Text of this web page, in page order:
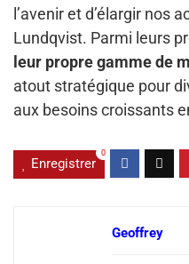
l’avenir et d’élargir nos
Lundqvist. Parmi leurs
leur propre gamme de
atout stratégique pour
aux besoins croissants
Enregistrer
0
Geoffrey